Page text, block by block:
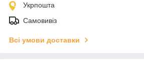
Укрпошта
Самовивіз
Всі умови доставки